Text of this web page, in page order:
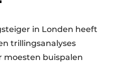
in Londen heeft
trillingsanalyses
moesten buispalen